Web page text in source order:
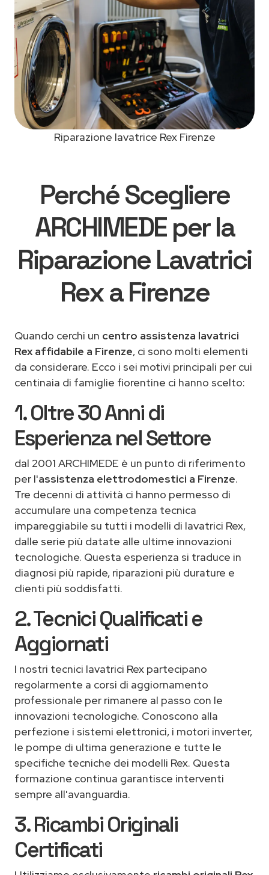
Riparazione lavatrice Rex Firenze
Perché Scegliere
ARCHIMEDE per la
Riparazione Lavatrici
Rex a Firenze
Quando cerchi un centro assistenza lavatrici
Rex affidabile a Firenze, ci sono molti elementi
da considerare. Ecco i sei motivi principali per cui
centinaia di famiglie fiorentine ci hanno scelto:
1. Oltre 30 Anni di
Esperienza nel Settore
dal 2001 ARCHIMEDE è un punto di riferimento
per l'assistenza elettrodomestici a Firenze.
Tre decenni di attività ci hanno permesso di
accumulare una competenza tecnica
impareggiabile su tutti i modelli di lavatrici Rex,
dalle serie più datate alle ultime innovazioni
tecnologiche. Questa esperienza si traduce in
diagnosi più rapide, riparazioni più durature e
clienti più soddisfatti.
2. Tecnici Qualificati e
Aggiornati
I nostri tecnici lavatrici Rex partecipano
regolarmente a corsi di aggiornamento
professionale per rimanere al passo con le
innovazioni tecnologiche. Conoscono alla
perfezione i sistemi elettronici, i motori inverter,
le pompe di ultima generazione e tutte le
specifiche tecniche dei modelli Rex. Questa
formazione continua garantisce interventi
sempre all'avanguardia.
3. Ricambi Originali
Certificati